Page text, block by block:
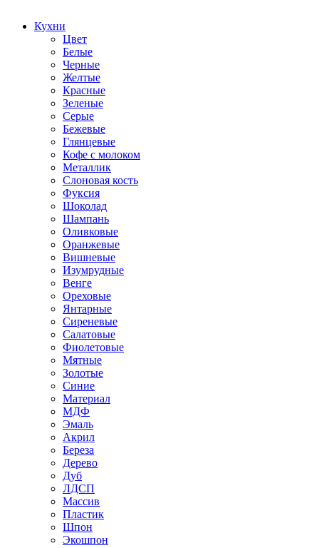
Кухни
Цвет
Белые
Черные
Желтые
Красные
Зеленые
Серые
Бежевые
Глянцевые
Кофе с молоком
Металлик
Слоновая кость
Фуксия
Шоколад
Шампань
Оливковые
Оранжевые
Вишневые
Изумрудные
Венге
Ореховые
Янтарные
Сиреневые
Салатовые
Фиолетовые
Мятные
Золотые
Синие
Материал
МДФ
Эмаль
Акрил
Береза
Дерево
Дуб
ЛДСП
Массив
Пластик
Шпон
Экошпон